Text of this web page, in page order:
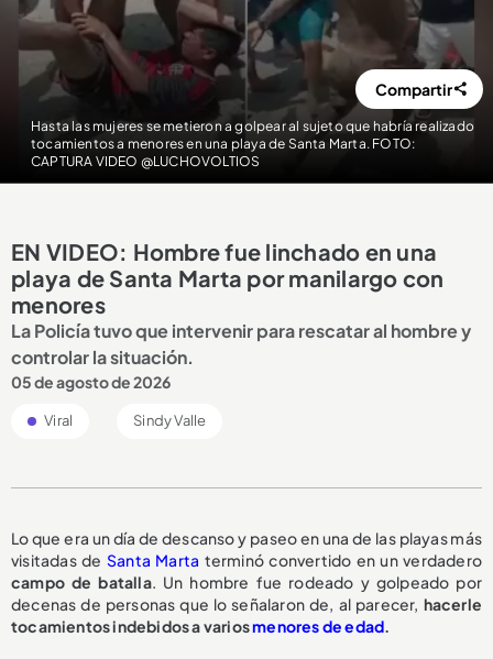
Hasta las mujeres se metieron a golpear al sujeto que habría realizado
tocamientos a menores en una playa de Santa Marta. FOTO:
CAPTURA VIDEO @LUCHOVOLTIOS
Compartir
EN VIDEO: Hombre fue linchado en una
playa de Santa Marta por manilargo con
menores
La Policía tuvo que intervenir para rescatar al hombre y
controlar la situación.
05 de agosto de 2026
Viral Sindy Valle
Lo que era un día de descanso y paseo en una de las playas más
visitadas de Santa Marta terminó convertido en un verdadero
campo de batalla. Un hombre fue rodeado y golpeado por
decenas de personas que lo señalaron de, al parecer, hacerle
tocamientos indebidos a variosmenores de edad.